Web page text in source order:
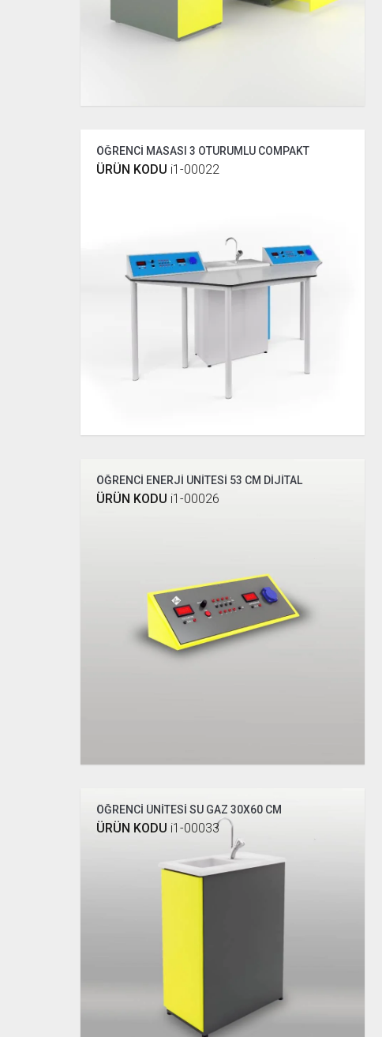
ÖĞRENCİ MASASI 3 OTURUMLU COMPAKT
ÜRÜN KODU i1-00022
ÖĞRENCİ ENERJİ ÜNİTESİ 53 CM DİJİTAL
ÜRÜN KODU i1-00026
ÖĞRENCİ ÜNİTESİ SU GAZ 30X60 CM
ÜRÜN KODU i1-00033